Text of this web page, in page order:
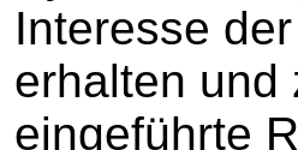
Interesse
erhalten und
eingeführte